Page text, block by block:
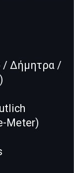
/ Δήμητρα /
Meter)